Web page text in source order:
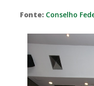
Fonte: Conselho